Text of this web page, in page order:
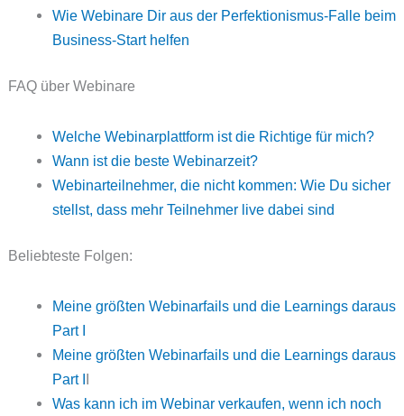
Wie Webinare Dir aus der Perfektionismus-Falle beim
Business-Start helfen
FAQ über Webinare
Welche Webinarplattform ist die Richtige für mich?
Wann ist die beste Webinarzeit?
Webinarteilnehmer, die nicht kommen: Wie Du sicher
stellst, dass mehr Teilnehmer live dabei sind
Beliebteste Folgen:
Meine größten Webinarfails und die Learnings daraus
Part I
Meine größten Webinarfails und die Learnings daraus
Part II
Was kann ich im Webinar verkaufen, wenn ich noch